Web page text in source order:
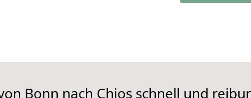
Bonn nach Chios schnell und